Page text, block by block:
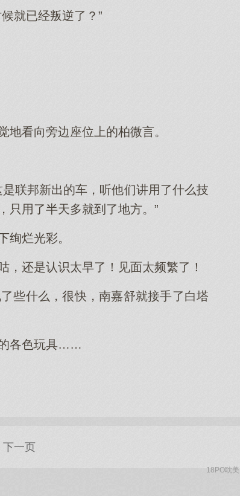
就已经叛逆了？”
看向旁边座位上的柏微言。
联邦新出的车，听他们讲用了什么技
只用了半天多就到了地方。”
绚烂光彩。
还是认识太早了！见面太频繁了！
些什么，很快，南嘉舒就接手了白塔
的各色玩具……
下一页
18PO耽美